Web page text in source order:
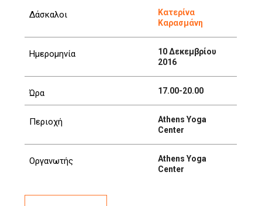
Δάσκαλοι
Κατερίνα
Καρασμάνη
Ημερομηνία
10 Δεκεμβρίου
2016
Ώρα 17.00-20.00
Περιοχή
Athens Yoga
Center
Οργανωτής
Athens Yoga
Center